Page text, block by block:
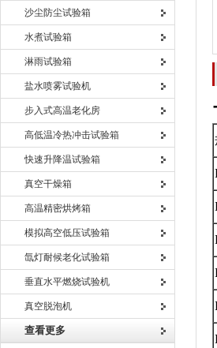
沙尘防尘试验箱
水煮试验箱
淋雨试验箱
盐水喷雾试验机
步入式高温老化房
高低温冷热冲击试验箱
快速升降温试验箱
真空干燥箱
高温精密烘烤箱
模拟高空低压试验箱
氙灯耐候老化试验箱
垂直水平燃烧试验机
真空脱泡机
查看更多